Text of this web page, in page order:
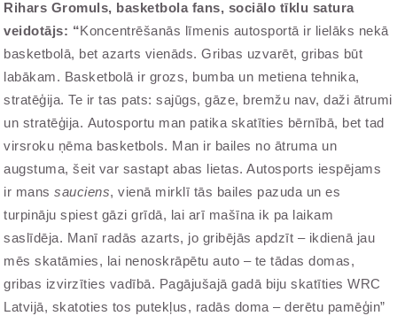
Rihars Gromuls, basketbola fans, sociālo tīklu satura
veidotājs: “Koncentrēšanās līmenis autosportā ir lielāks nekā
basketbolā, bet azarts vienāds. Gribas uzvarēt, gribas būt
labākam. Basketbolā ir grozs, bumba un metiena tehnika,
stratēģija. Te ir tas pats: sajūgs, gāze, bremžu nav, daži ātrumi
un stratēģija. Autosportu man patika skatīties bērnībā, bet tad
virsroku ņēma basketbols. Man ir bailes no ātruma un
augstuma, šeit var sastapt abas lietas. Autosports iespējams
ir manssauciens, vienā mirklī tās bailes pazuda un es
turpināju spiest gāzi grīdā, lai arī mašīna ik pa laikam
saslīdēja. Manī radās azarts, jo gribējās apdzīt – ikdienā jau
mēs skatāmies, lai nenoskrāpētu auto – te tādas domas,
gribas izvirzīties vadībā. Pagājušajā gadā biju skatīties WRC
Latvijā, skatoties tos putekļus, radās doma – derētu pamēģin”